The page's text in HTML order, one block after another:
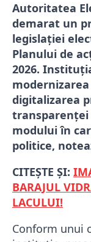
Autoritatea
demarat un
legislației
Planului de
2026.
digitalizarea
modului în
politice,
CITEȘTE ȘI:
BARAJUL
LACULUI!
Conform unui